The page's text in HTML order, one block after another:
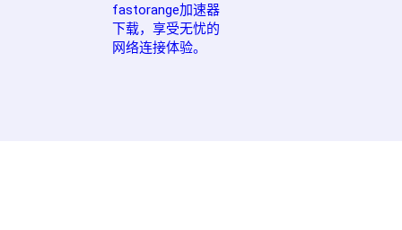
fastorange加速器
下载，享受无忧的
网络连接体验。